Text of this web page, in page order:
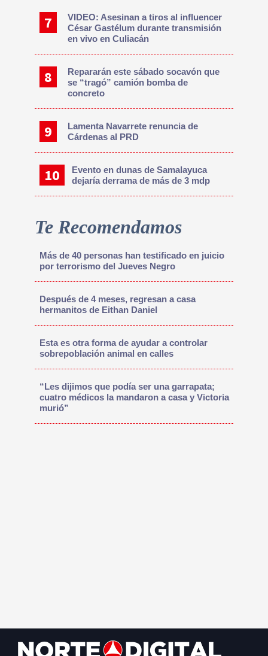
VIDEO: Asesinan a tiros al influencer
César Gastélum durante transmisión
en vivo en Culiacán
Repararán este sábado socavón que
se “tragó” camión bomba de
concreto
Lamenta Navarrete renuncia de
Cárdenas al PRD
Evento en dunas de Samalayuca
dejaría derrama de más de 3 mdp
Te Recomendamos
Más de 40 personas han testificado en juicio
por terrorismo del Jueves Negro
Después de 4 meses, regresan a casa
hermanitos de Eithan Daniel
Esta es otra forma de ayudar a controlar
sobrepoblación animal en calles
“Les dijimos que podía ser una garrapata;
cuatro médicos la mandaron a casa y Victoria
murió”
Footer